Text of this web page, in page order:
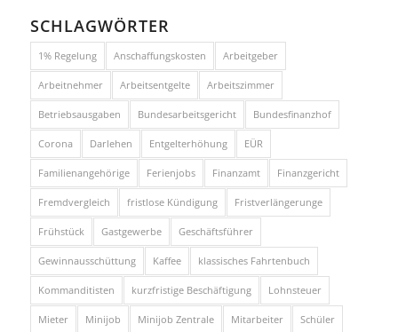
SCHLAGWÖRTER
1% Regelung Anschaffungskosten Arbeitgeber
Arbeitnehmer Arbeitsentgelte Arbeitszimmer
Betriebsausgaben Bundesarbeitsgericht Bundesfinanzhof
Corona Darlehen Entgelterhöhung EÜR
Familienangehörige Ferienjobs Finanzamt Finanzgericht
Fremdvergleich fristlose Kündigung Fristverlängerunge
Frühstück Gastgewerbe Geschäftsführer
Gewinnausschüttung Kaffee klassisches Fahrtenbuch
Kommanditisten kurzfristige Beschäftigung Lohnsteuer
Mieter Minijob Minijob Zentrale Mitarbeiter Schüler